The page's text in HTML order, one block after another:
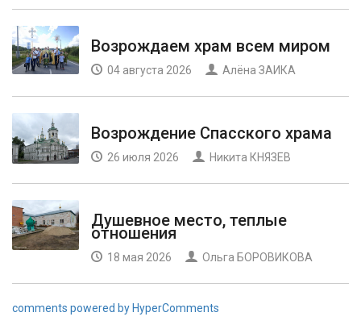
Возрождаем храм всем миром
04 августа 2026 Алёна ЗАИКА
Возрождение Спасского храма
26 июля 2026 Никита КНЯЗЕВ
Душевное место, теплые
отношения
18 мая 2026 Ольга БОРОВИКОВА
comments powered by HyperComments